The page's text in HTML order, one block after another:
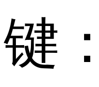
键：